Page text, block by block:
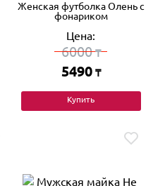
Женская футболка Олень с
фонариком
Цена:
6000₸
5490 ₸
Купить